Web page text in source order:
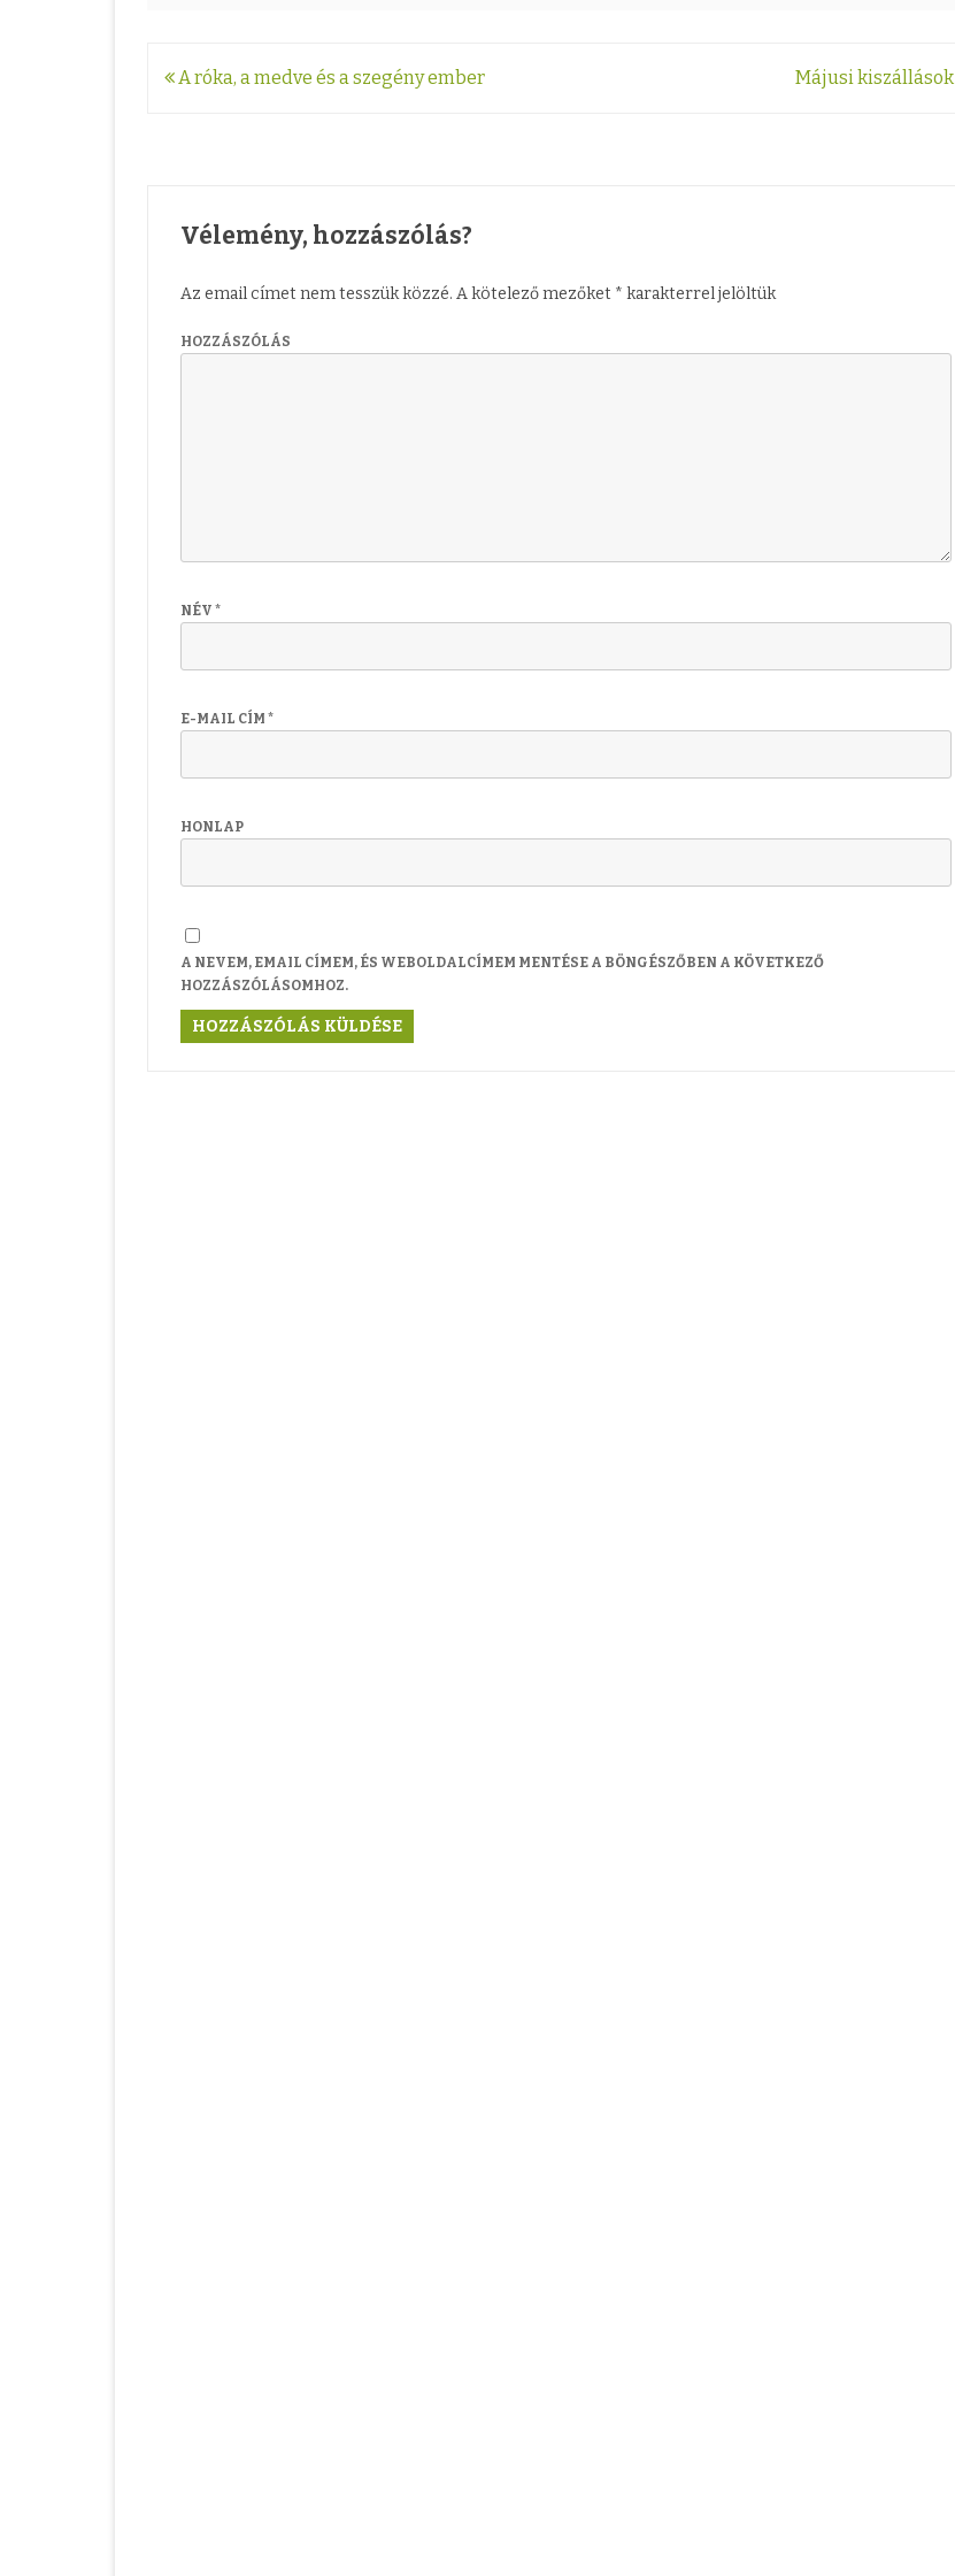
Bejegyzés
A róka, a medve és a szegény ember Májusi kiszállások
Vélemény, hozzászólás?
Az email címet nem tesszük közzé. A kötelező mezőket * karakterrel jelöltük
HOZZÁSZÓLÁS
NÉV *
E-MAIL CÍM *
HONLAP
A NEVEM, EMAIL CÍMEM, ÉS WEBOLDALCÍMEM MENTÉSE A BÖNGÉSZŐBEN A KÖVETKEZŐ
HOZZÁSZÓLÁSOMHOZ.